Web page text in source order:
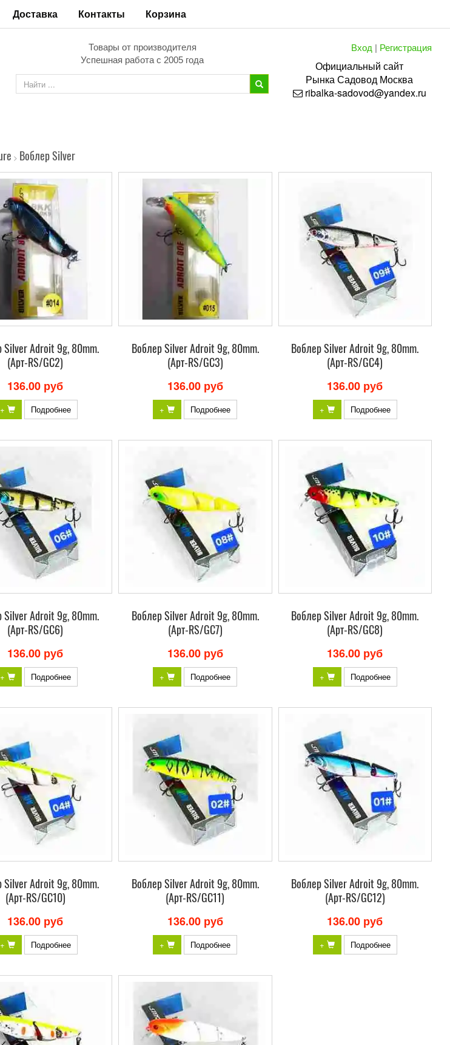
Доставка Контакты Корзина
Товары от производителя
Успешная работа с 2005 года
Вход | Регистрация
Официальный сайт
РынкаСадовод Москва
ribalka-sadovod@yandex.ru
> Воблер Silver
Silver Adroit 9g, 80mm.
(Арт-RS/GC2)
136.00 руб
+ Подробнее
Bоблер Silver Adroit 9g, 80mm.
(Арт-RS/GC3)
136.00 руб
+ Подробнее
Bоблер Silver Adroit 9g, 80mm.
(Арт-RS/GC4)
136.00 руб
+ Подробнее
Silver Adroit 9g, 80mm.
(Арт-RS/GC6)
136.00 руб
+ Подробнее
Bоблер Silver Adroit 9g, 80mm.
(Арт-RS/GC7)
136.00 руб
+ Подробнее
Bоблер Silver Adroit 9g, 80mm.
(Арт-RS/GC8)
136.00 руб
+ Подробнее
Silver Adroit 9g, 80mm.
(Арт-RS/GC10)
136.00 руб
+ Подробнее
Bоблер Silver Adroit 9g, 80mm.
(Арт-RS/GC11)
136.00 руб
+ Подробнее
Bоблер Silver Adroit 9g, 80mm.
(Арт-RS/GC12)
136.00 руб
+ Подробнее